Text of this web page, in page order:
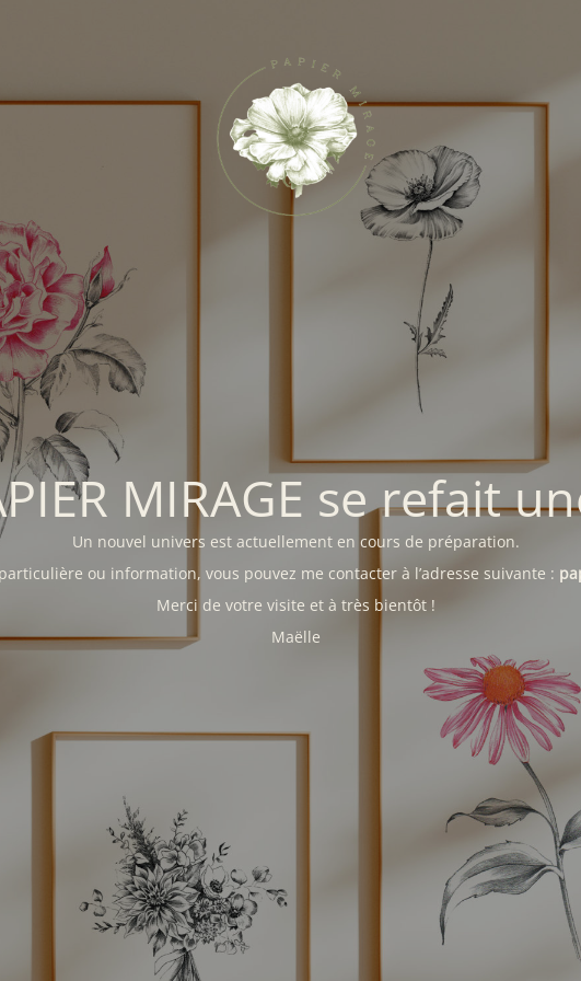
MIRAGE se refait
Un nouvel univers est actuellement en cours de préparation.
ou information, vous pouvez me contacter à l’adresse suivante :
Merci de votre visite et à très bientôt !
Maëlle